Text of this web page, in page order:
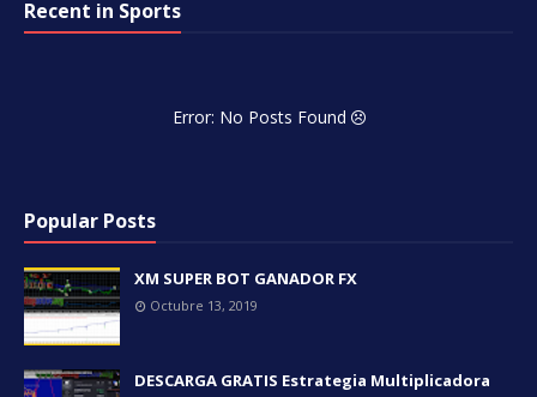
Recent in Sports
Error: No Posts Found
Popular Posts
XM SUPER BOT GANADOR FX
Octubre 13, 2019
DESCARGA GRATIS Estrategia Multiplicadora